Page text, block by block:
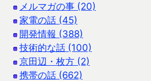
メルマガの事 (20)
家電の話 (45)
開発情報 (388)
技術的な話 (100)
京田辺・枚方 (2)
携帯の話 (662)